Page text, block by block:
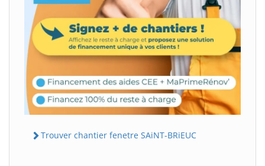
Trouver chantier fenetre SAiNT-BRiEUC